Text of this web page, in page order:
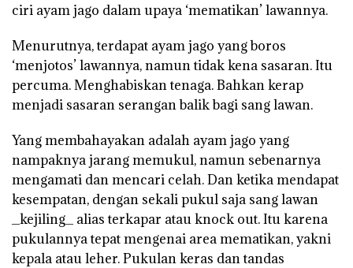
ciri ayam jago dalam upaya ‘mematikan’ lawannya.
Menurutnya, terdapat ayam jago yang boros
‘menjotos’ lawannya, namun tidak kena sasaran. Itu
percuma. Menghabiskan tenaga. Bahkan kerap
menjadi sasaran serangan balik bagi sang lawan.
Yang membahayakan adalah ayam jago yang
nampaknya jarang memukul, namun sebenarnya
mengamati dan mencari celah. Dan ketika mendapat
kesempatan, dengan sekali pukul saja sang lawan
_kejiling_ alias terkapar atau knock out. Itu karena
pukulannya tepat mengenai area mematikan, yakni
kepala atau leher. Pukulan keras dan tandas